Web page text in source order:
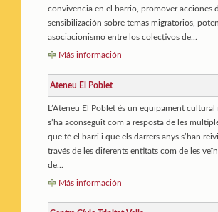
convivencia en el barrio, promover acciones
sensibilización sobre temas migratorios,
asociacionismo entre los colectivos de...
Más información
Ateneu El Poblet
L’Ateneu El Poblet és un equipament
s’ha aconseguit com a resposta de les
que té el barri i que els darrers anys s’han
través de les diferents entitats com de les
de...
Más información